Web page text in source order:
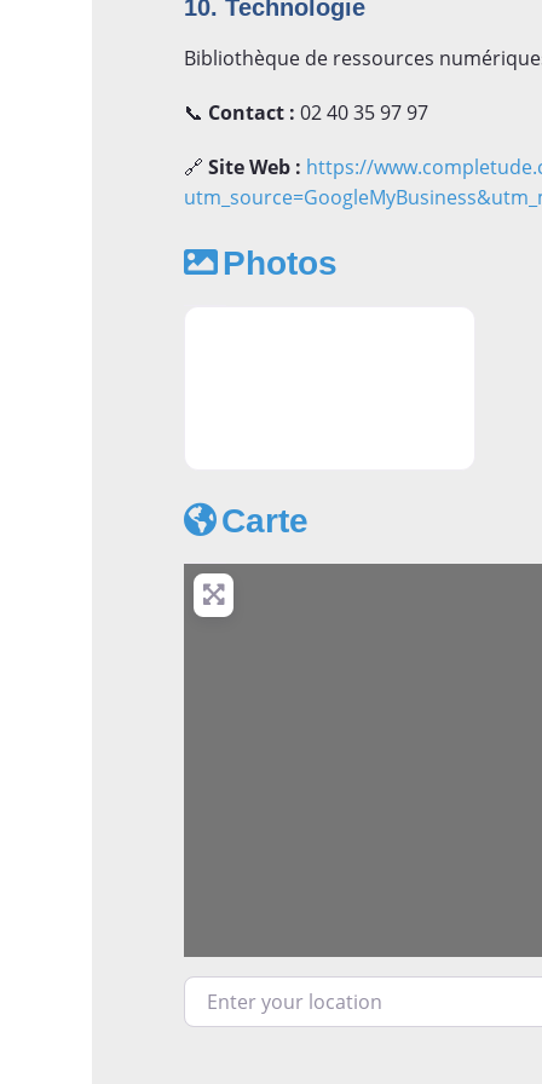
10. Technologie
Bibliothèque de ressources
📞 Contact : 02 40 35 97 97
🔗 Site Web : https://
Photos
Carte
Enter your location